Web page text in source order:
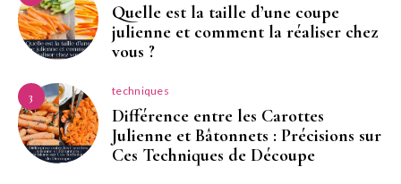
Quelle est la taille d’une coupe
julienne et comment la réaliser chez
vous ?
3 techniques
Différence entre les Carottes
Julienne et Bâtonnets : Précisions sur
Ces Techniques de Découpe